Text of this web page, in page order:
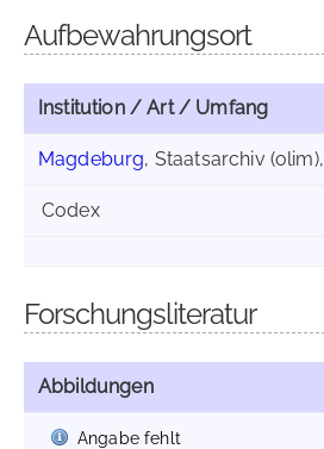
Aufbewahrungsort
Institution / Art / Umfang
Magdeburg, Staatsarchiv (olim),
Codex
Forschungsliteratur
Abbildungen
Angabe fehlt